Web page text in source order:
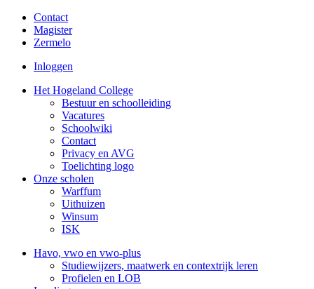
Contact
Magister
Zermelo
Inloggen
Het Hogeland College
Bestuur en schoolleiding
Vacatures
Schoolwiki
Contact
Privacy en AVG
Toelichting logo
Onze scholen
Warffum
Uithuizen
Winsum
ISK
Havo, vwo en vwo-plus
Studiewijzers, maatwerk en contextrijk leren
Profielen en LOB